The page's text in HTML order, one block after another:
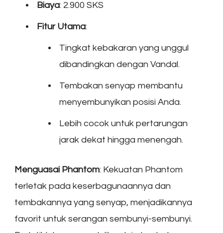
Biaya: 2.900 SKS
Fitur Utama:
Tingkat kebakaran yang unggul
dibandingkan dengan Vandal.
Tembakan senyap membantu
menyembunyikan posisi Anda.
Lebih cocok untuk pertarungan
jarak dekat hingga menengah.
Menguasai Phantom: Kekuatan Phantom
terletak pada keserbagunaannya dan
tembakannya yang senyap, menjadikannya
favorit untuk serangan sembunyi-sembunyi.